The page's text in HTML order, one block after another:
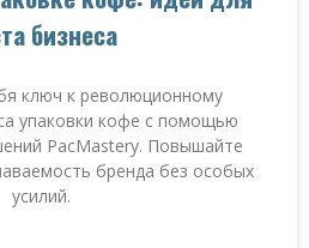
бизнеса
ключ к революционному
упаковки кофе с помощью
PacMastery. Повышайте
бренда без особых
усилий.